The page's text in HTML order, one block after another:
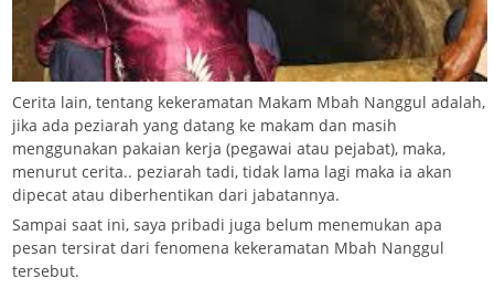
Cerita lain, tentang kekeramatan Makam Mbah Nanggul adalah,
jika ada peziarah yang datang ke makam dan masih
menggunakan pakaian kerja (pegawai atau pejabat), maka,
menurut cerita.. peziarah tadi, tidak lama lagi maka ia akan
dipecat atau diberhentikan dari jabatannya.
Sampai saat ini, saya pribadi juga belum menemukan apa
pesan tersirat dari fenomena kekeramatan Mbah Nanggul
tersebut.